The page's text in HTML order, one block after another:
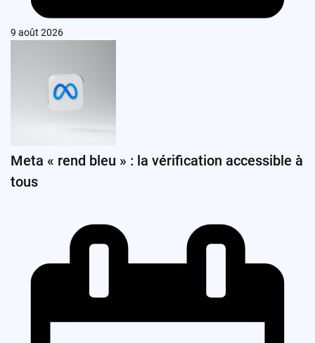
9 août 2026
Meta « rend bleu » : la vérification accessible à
tous